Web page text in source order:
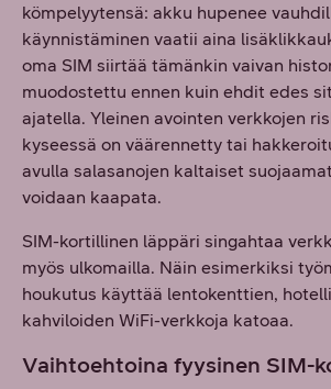
kömpelyytensä: akku hupenee
käynnistäminen vaatii aina
oma SIM siirtää tämänkin vaivan
muodostettu ennen kuin ehdit edes
ajatella. Yleinen avointen verkkojen
kyseessä on väärennetty tai
avulla salasanojen kaltaiset
voidaan kaapata.
SIM-kortillinen läppäri singahtaa
myös ulkomailla. Näin esimerkiksi
houkutus käyttää lentokenttien,
kahviloiden WiFi-verkkoja katoaa.
Vaihtoehtoina fyysinen SIM-